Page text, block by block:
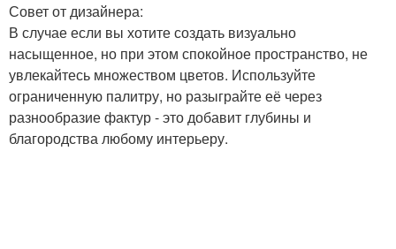
Совет от дизайнера:
В случае если вы хотите создать визуально
насыщенное, но при этом спокойное пространство, не
увлекайтесь множеством цветов. Используйте
ограниченную палитру, но разыграйте её через
разнообразие фактур - это добавит глубины и
благородства любому интерьеру.